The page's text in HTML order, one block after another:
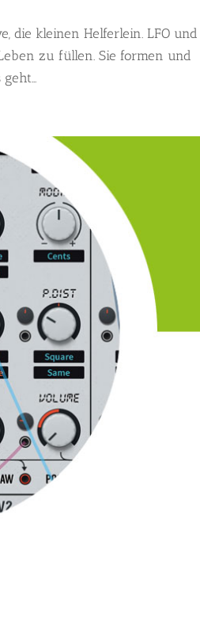
die kleinen Helferlein. LFO und
zu füllen. Sie formen und